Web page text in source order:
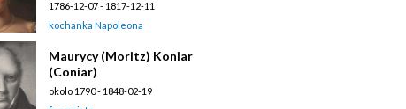
1786-12-07 - 1817-12-11
kochanka Napoleona
Maurycy (Moritz) Koniar
(Coniar)
okolo 1790 - 1848-02-19